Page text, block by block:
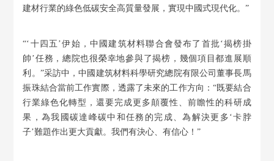
建材行業的綠色低碳安全高質量發展，實現中國式現代化。”
“‘十四五’伊始，中國建筑材料聯合會發布了首批‘揭榜掛
帥’任務，總院也很榮幸地參與了揭榜，幾個項目都進展順
利。”采訪中，中國建筑材料科學研究總院有限公司董事長馬
振珠結合當前工作實際，透露了未來的工作方向：“既要結合
行業綠色化轉型，還要完成更多顛覆性、前瞻性的科研成
果，為我國碳達峰碳中和任務的完成、為解決更多‘卡脖
子’難題作出更大貢獻。我們有決心、有信心！”